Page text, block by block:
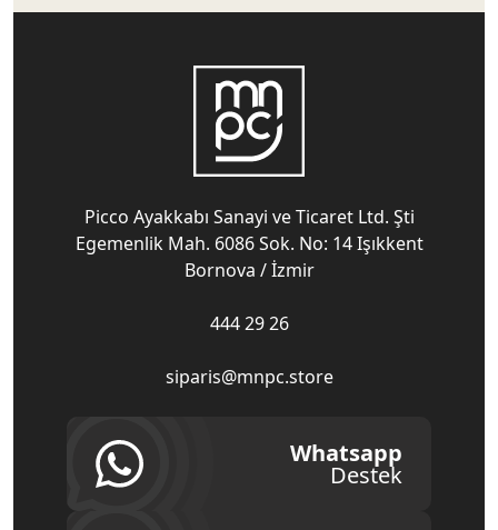
Picco Ayakkabı Sanayi ve Ticaret Ltd. Şti
Egemenlik Mah. 6086 Sok. No: 14 Işıkkent
Bornova / İzmir
444 29 26
siparis@mnpc.store
Whatsapp
Destek